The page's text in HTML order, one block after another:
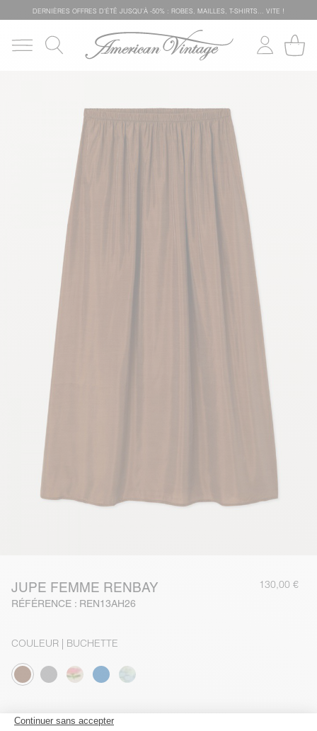
DERNIÈRES OFFRES D'ÉTÊ JUSQU'À -50% : ROBES, MAILLES, T-SHIRTS... VITE !
JUPE FEMME RENBAY
RÉFÉRENCE : REN13AH26
130,00 €
COULEUR | BUCHETTE
S M L